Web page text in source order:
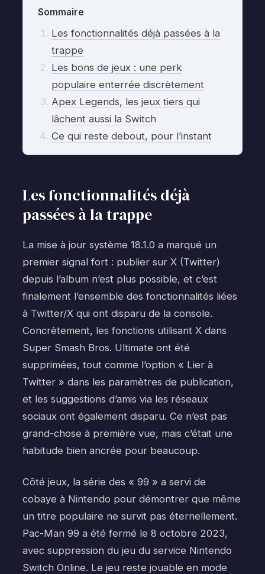
Sommaire
Les fonctionnalités déjà passées à la
trappe
Les bons de jeux : une perk
populaire enterrée discrètement
Apex Legends, les jeux tiers qui
lâchent aussi la Switch
Ce qui reste debout, pour l’instant
Les fonctionnalités déjà
passées à la trappe
La mise à jour système 18.1.0 a marqué un
premier signal fort : publier sur X (Twitter)
depuis l’album n’est plus possible, et c’est
finalement l’ensemble des fonctionnalités liées
à Twitter/X qui ont disparu de la console.
Concrètement, les fonctions utilisant X dans
Super Smash Bros. Ultimate ont été
supprimées, tout comme l’option « Lier à
Twitter » dans les paramètres de publication,
et les suggestions d’amis via les réseaux
sociaux ont également disparu. Ce n’est pas
grand-chose à première vue, mais c’était une
habitude bien ancrée pour beaucoup.
Côté jeux, la série des « 99 » a servi de
cobaye à Nintendo pour démontrer que même
un titre populaire ne survit pas éternellement.
Pac-Man 99 a été fermé le 8 octobre 2023,
avec suppression du jeu du service Nintendo
Switch Online. Le jeu reste jouable en mode